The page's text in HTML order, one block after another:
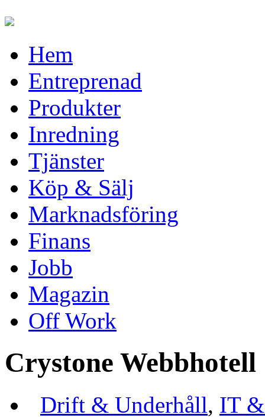
Hem
Entreprenad
Produkter
Inredning
Tjänster
Köp & Sälj
Marknadsföring
Finans
Jobb
Magazin
Off Work
Crystone Webbhotell
Drift & Underhåll, IT